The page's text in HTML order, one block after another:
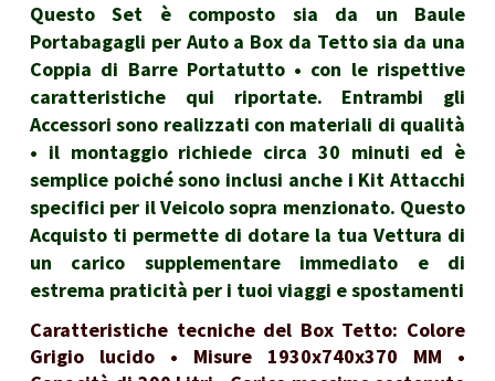
Questo Set è composto sia da un Baule
Portabagagli per Auto a Box da Tetto sia da una
Coppia di Barre Portatutto • con le rispettive
caratteristiche qui riportate. Entrambi gli
Accessori sono realizzati con materiali di qualità
• il montaggio richiede circa 30 minuti ed è
semplice poiché sono inclusi anche i Kit Attacchi
specifici per il Veicolo sopra menzionato. Questo
Acquisto ti permette di dotare la tua Vettura di
un carico supplementare immediato e di
estrema praticità per i tuoi viaggi e spostamenti
Caratteristiche tecniche del Box Tetto: Colore
Grigio lucido • Misure 1930x740x370 MM •